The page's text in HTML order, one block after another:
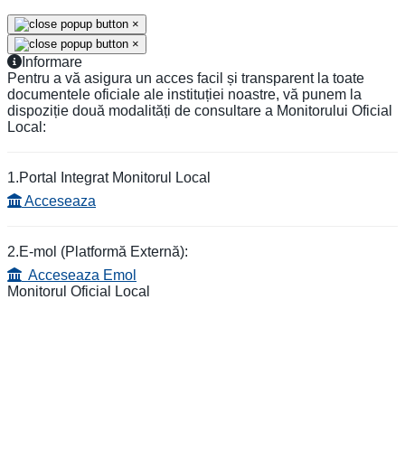
×
×
Informare
Pentru a vă asigura un acces facil și transparent la toate
documentele oficiale ale instituției noastre, vă punem la
dispoziție două modalități de consultare a Monitorului Oficial
Local:
1.Portal Integrat Monitorul Local
Acceseaza
2.E-mol (Platformă Externă):
Acceseaza Emol
Monitorul Oficial Local